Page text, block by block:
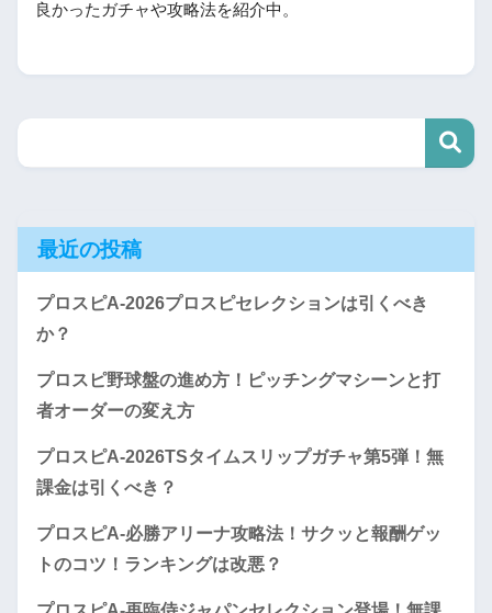
良かったガチャや攻略法を紹介中。
最近の投稿
プロスピA-2026プロスピセレクションは引くべき
か？
プロスピ野球盤の進め方！ピッチングマシーンと打
者オーダーの変え方
プロスピA-2026TSタイムスリップガチャ第5弾！無
課金は引くべき？
プロスピA-必勝アリーナ攻略法！サクッと報酬ゲッ
トのコツ！ランキングは改悪？